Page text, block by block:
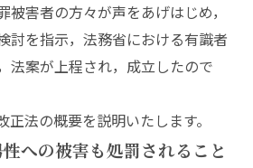
害者の方々が声をあげはじめ，
討を指示，法務省における有識者
法案が上程され，成立したので
正法の概要を説明いたします。
への被害も処罰されること